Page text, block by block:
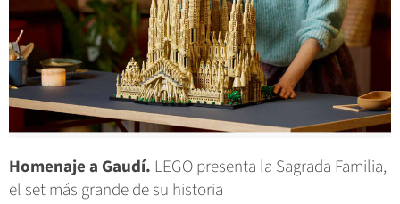
Homenaje a Gaudí. LEGO presenta la Sagrada Familia,
el set más grande de su historia